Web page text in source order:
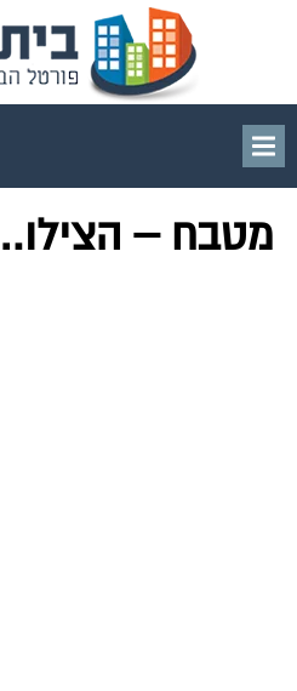
מטבח – הצילו….